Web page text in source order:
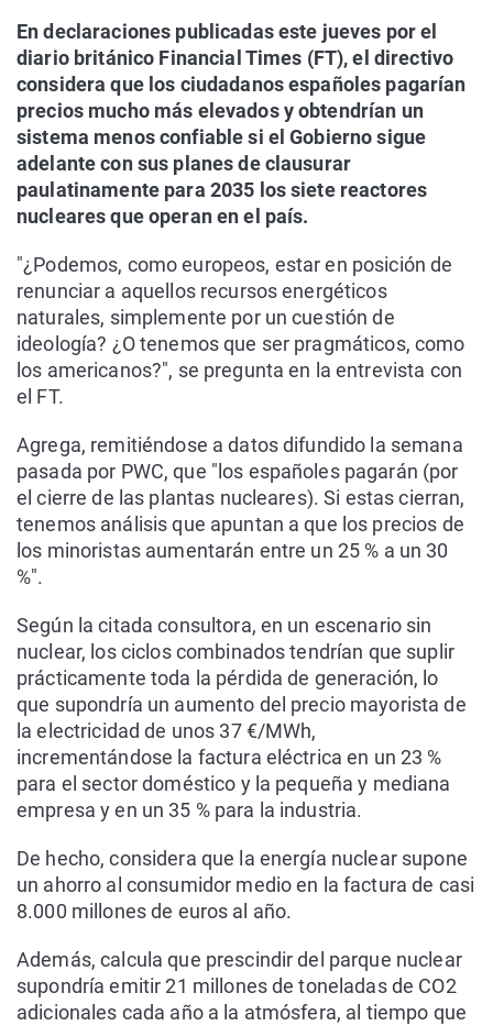
En declaraciones publicadas este jueves por el
diario británico Financial Times (FT), el directivo
considera que los ciudadanos españoles pagarían
precios mucho más elevados y obtendrían un
sistema menos confiable si el Gobierno sigue
adelante con sus planes de clausurar
paulatinamente para 2035 los siete reactores
nucleares que operan en el país.
"¿Podemos, como europeos, estar en posición de
renunciar a aquellos recursos energéticos
naturales, simplemente por un cuestión de
ideología? ¿O tenemos que ser pragmáticos, como
los americanos?", se pregunta en la entrevista con
el FT.
Agrega, remitiéndose a datos difundido la semana
pasada por PWC, que "los españoles pagarán (por
el cierre de las plantas nucleares). Si estas cierran,
tenemos análisis que apuntan a que los precios de
los minoristas aumentarán entre un 25 % a un 30
%".
Según la citada consultora, en un escenario sin
nuclear, los ciclos combinados tendrían que suplir
prácticamente toda la pérdida de generación, lo
que supondría un aumento del precio mayorista de
la electricidad de unos 37 €/MWh,
incrementándose la factura eléctrica en un 23 %
para el sector doméstico y la pequeña y mediana
empresa y en un 35 % para la industria.
De hecho, considera que la energía nuclear supone
un ahorro al consumidor medio en la factura de casi
8.000 millones de euros al año.
Además, calcula que prescindir del parque nuclear
supondría emitir 21 millones de toneladas de CO2
adicionales cada año a la atmósfera, al tiempo que